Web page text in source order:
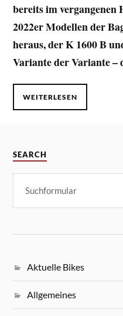
bereits im
2022er Modellen der
heraus, der K 1600 B
Variante der Variante
WEITERLESEN
SEARCH
Aktuelle Bikes
Allgemeines